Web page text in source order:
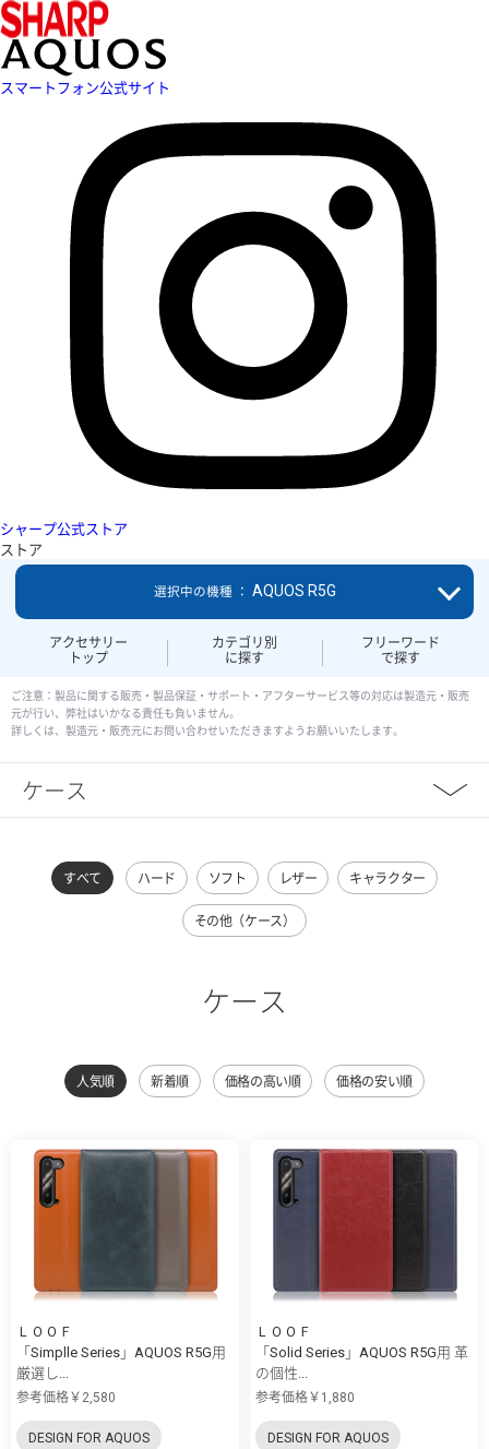
スマートフォン公式サイト
シャープ公式ストア
ストア
アクセサリー
トップ
カテゴリ別
に探す
フリーワード
で探す
選択中の機種 ： AQUOS R5G
ご注意：製品に関する販売・製品保証・サポート・アフターサービス等の対応は製造元・販売
元が行い、弊社はいかなる責任も負いません。
詳しくは、製造元・販売元にお問い合わせいただきますようお願いいたします。
ケース
すべて ハード ソフト レザー キャラクター
その他（ケース）
ケース
人気順 新着順 価格の高い順 価格の安い順
ＬＯＯＦ
「Simplle Series」AQUOS R5G用
厳選し...
参考価格￥2,580
DESIGN FOR AQUOS
ＬＯＯＦ
「Solid Series」AQUOS R5G用 革
の個性...
参考価格￥1,880
DESIGN FOR AQUOS